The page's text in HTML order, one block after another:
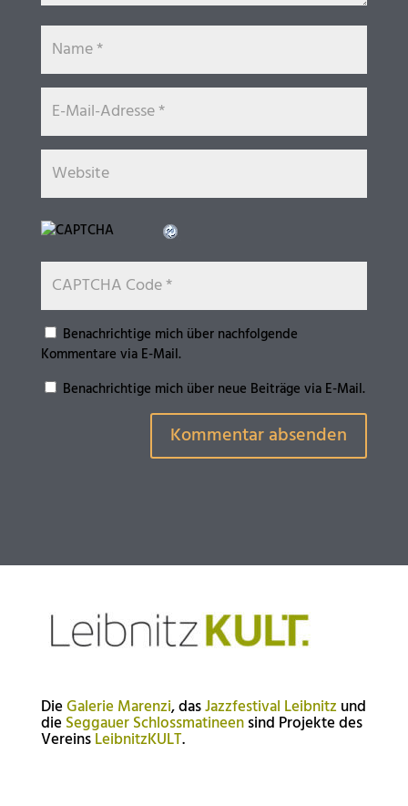
Benachrichtige mich über nachfolgende
Kommentare via E-Mail.
Benachrichtige mich über neue Beiträge via E-Mail.
DieGalerie Marenzi, dasJazzfestival Leibnitzund
dieSeggauer Schlossmatineensind Projekte des
VereinsLeibnitzKULT.